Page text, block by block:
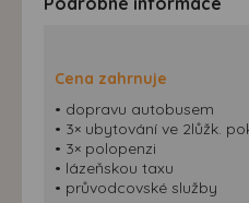
Cena zahrnuje
• dopravu autobusem
• 3× ubytování ve 2lůžk.
• 3× polopenzi
• lázeňskou taxu
• průvodcovské služby